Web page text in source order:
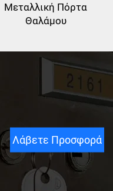
Μεταλλική Πόρτα
Θαλάμου
Λάβετε Προσφορά